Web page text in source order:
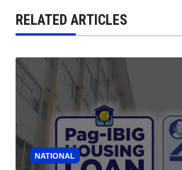
RELATED ARTICLES
NATIONAL